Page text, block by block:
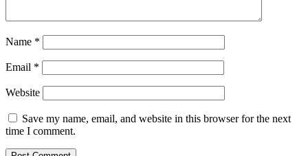
Name *
Email *
Website
Save my name, email, and website in this browser for the next
time I comment.